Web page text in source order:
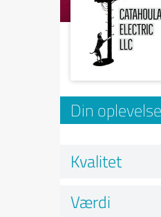
Din
Kvalitet
Værdi